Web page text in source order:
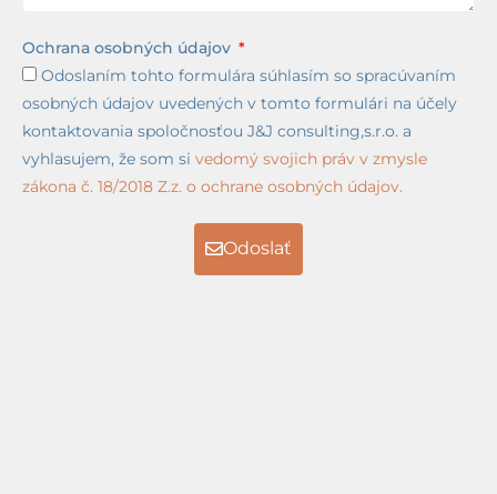
Ochrana osobných údajov
Odoslaním tohto formulára súhlasím so spracúvaním
osobných údajov uvedených v tomto formulári na účely
kontaktovania spoločnosťou J&J consulting,s.r.o. a
vyhlasujem, že som si vedomý svojich práv v zmysle
zákona č. 18/2018 Z.z. o ochrane osobných údajov.
Odoslať